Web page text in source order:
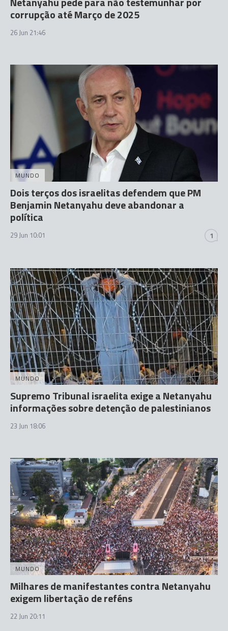
corrupção até Março de 2025
26 Jun 21:46
MUNDO
Dois terços dos israelitas defendem que PM
Benjamin Netanyahu deve abandonar a
política
29 Jun 10:01 1
MUNDO
Supremo Tribunal israelita exige a Netanyahu
informações sobre detenção de palestinianos
23 Jun 18:06
MUNDO
Milhares de manifestantes contra Netanyahu
exigem libertação de reféns
22 Jun 20:11